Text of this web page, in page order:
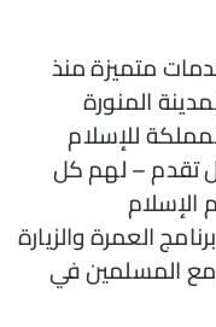
متميزة منذ
المنورة
للإسلام
تقدم – لهم كل
الإسلام
العمرة والزيارة
مع المسلمين في